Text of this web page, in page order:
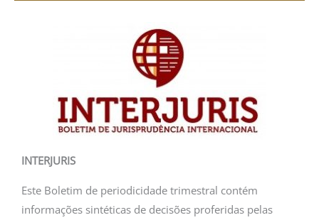
INTERJURIS
Este Boletim de periodicidade trimestral contém
informações sintéticas de decisões proferidas pelas